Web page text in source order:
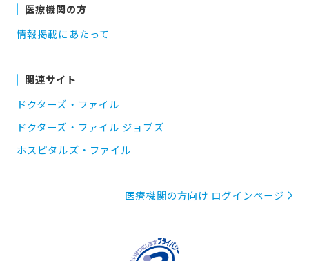
医療機関の方
情報掲載にあたって
関連サイト
ドクターズ・ファイル
ドクターズ・ファイル ジョブズ
ホスピタルズ・ファイル
医療機関の方向け ログインページ